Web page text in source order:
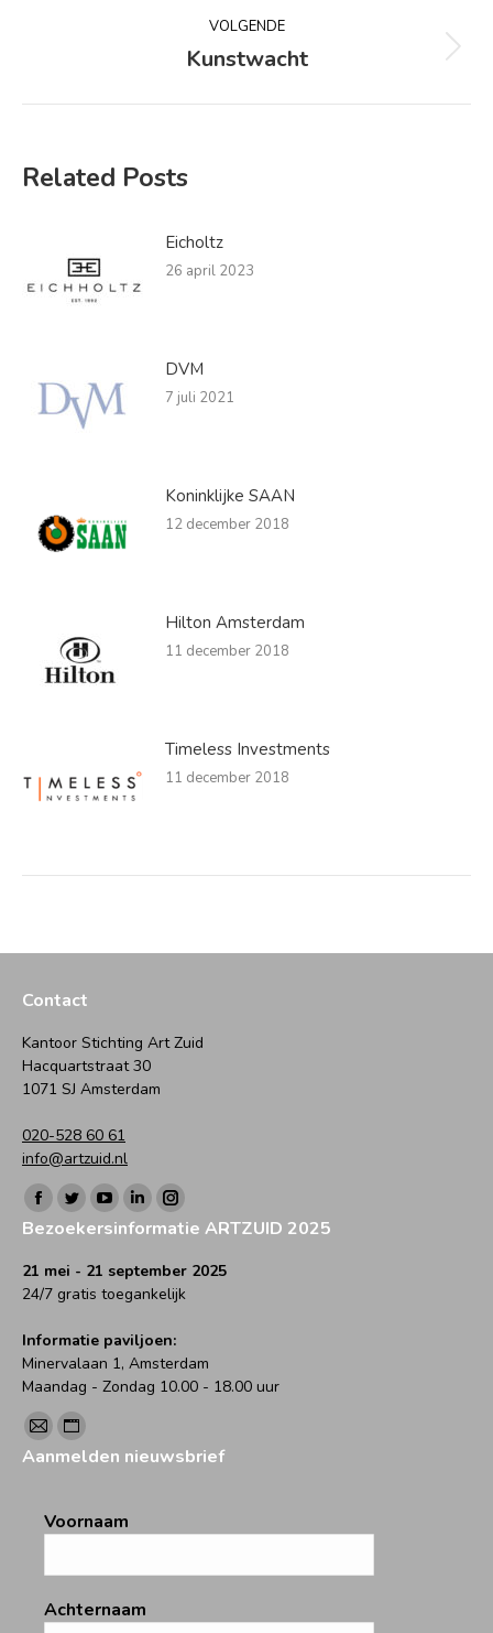
VOLGENDE
Volgend
Kunstwacht
Related Posts
Eicholtz
26 april 2023
DVM
7 juli 2021
Koninklijke SAAN
12 december 2018
Hilton Amsterdam
11 december 2018
Timeless Investments
11 december 2018
Contact
Kantoor Stichting Art Zuid
Hacquartstraat 30
1071 SJ Amsterdam
020-528 60 61
info@artzuid.nl
Vind ons op:
Facebook
page
opens
in
window
Twitter
page
opens
in
window
YouTube
page
opens
in
window
Linkedin
page
opens
in
window
Instagram
page
opens
in
window
Bezoekersinformatie ARTZUID 2025
21 mei - 21 september 2025
24/7 gratis toegankelijk
Informatie paviljoen:
Minervalaan 1, Amsterdam
Maandag - Zondag 10.00 - 18.00 uur
Vind ons op:
Mail
page
in
window
Website
page
in
window
Aanmelden nieuwsbrief
Voornaam
Achternaam